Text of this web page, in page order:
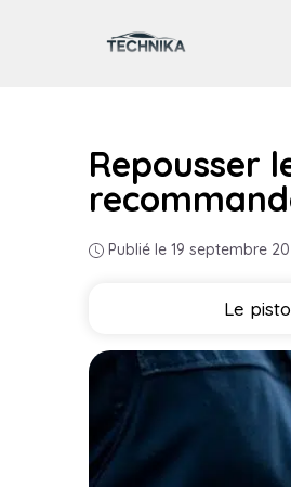
Repousser
Publié le 19 septembre
Le